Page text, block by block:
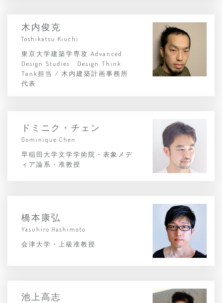
木内俊克
Toshikatsu Kiuchi
東京大学建築学専攻 Advanced
Design Studies Design Think
Tank担当 / 木内建築計画事務所
代表
ドミニク・チェン
Dominique Chen
早稲田大学文学学術院・表象メデ
ィア論系・准教授
橋本康弘
Yasuhiro Hashimoto
会津大学・上級准教授
池上高志